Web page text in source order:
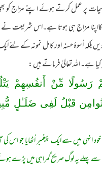
پر عمل کرتے ہوئے اپنے مزاج کو
مزاج ہی ہوتا ہے۔اس شریعت نے
حسنہ اور کامل نمونہ کے لئے ایک
ہے۔ اللہ تعالیٰ فرماتے ہیں :
مِّنْ أَنفُسِهِمْ
قَبْلُ لَفِى ضَلَـٰلٍ
انہی میں سے ایک پیغمبر اُٹھایا جو اس
سے پہلے یہ لوگ صریح گمراہی میں پڑے